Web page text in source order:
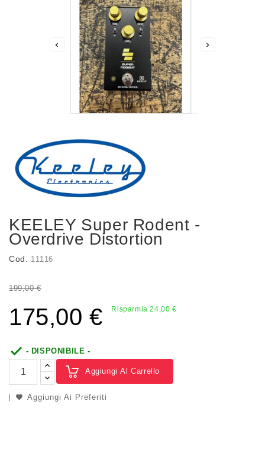
 
KEELEY Super Rodent -
Overdrive Distortion
Cod. 11116
199,00 €
175,00 € Risparmia 24,00 €
 - DISPONIBILE -
Aggiungi Al Carrello
Aggiungi Ai Preferiti